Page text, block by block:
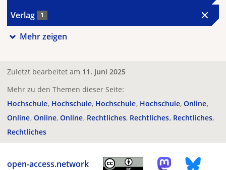
Verlag 1
Mehr zeigen
Zuletzt bearbeitet am 11. Juni 2025
Mehr zu den Themen dieser Seite:
Hochschule Hochschule Hochschule Hochschule Online
Online Online Online Rechtliches Rechtliches Rechtliches
Rechtliches
open-access.network